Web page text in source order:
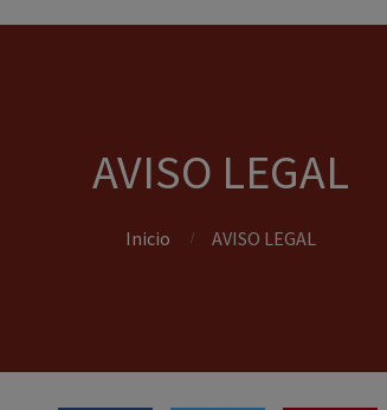
AVISO LEGAL
Inicio AVISO LEGAL